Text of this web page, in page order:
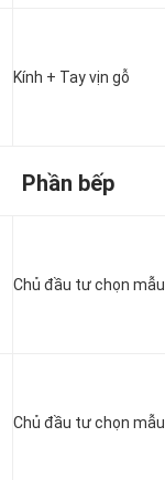
Kính + Tay vịn gỗ
Phần bếp
Chủ đầu tư chọn mẫu
Chủ đầu tư chọn mẫu